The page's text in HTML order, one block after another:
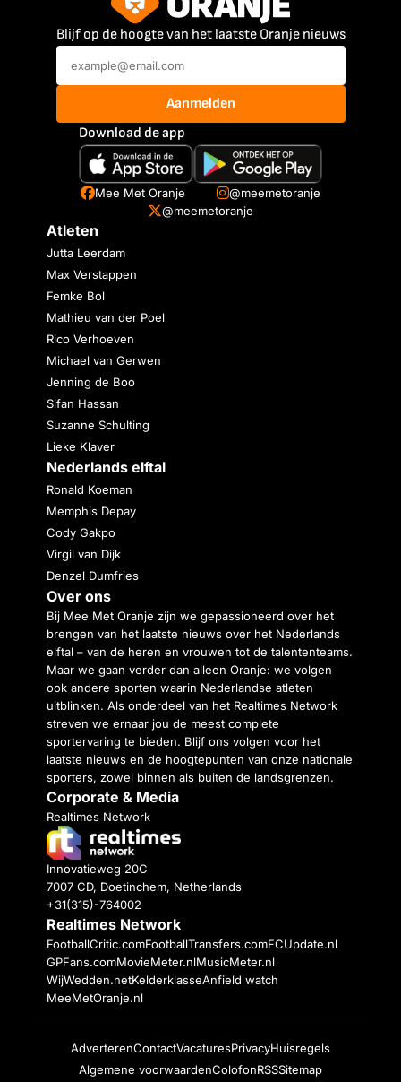
Blijf op de hoogte van het laatste Oranje nieuws
Aanmelden
Download de app
Mee Met Oranje
@meemetoranje
@meemetoranje
Atleten
Jutta Leerdam
Max Verstappen
Femke Bol
Mathieu van der Poel
Rico Verhoeven
Michael van Gerwen
Jenning de Boo
Sifan Hassan
Suzanne Schulting
Lieke Klaver
Nederlands elftal
Ronald Koeman
Memphis Depay
Cody Gakpo
Virgil van Dijk
Denzel Dumfries
Over ons
Bij Mee Met Oranje zijn we gepassioneerd over het
brengen van het laatste nieuws over het Nederlands
elftal – van de heren en vrouwen tot de talententeams.
Maar we gaan verder dan alleen Oranje: we volgen
ook andere sporten waarin Nederlandse atleten
uitblinken. Als onderdeel van het Realtimes Network
streven we ernaar jou de meest complete
sportervaring te bieden. Blijf ons volgen voor het
laatste nieuws en de hoogtepunten van onze nationale
sporters, zowel binnen als buiten de landsgrenzen.
Corporate & Media
Realtimes Network
Innovatieweg 20C
7007 CD, Doetinchem, Netherlands
+31(315)-764002
Realtimes Network
FootballCritic.comFootballTransfers.comFCUpdate.nl
GPFans.comMovieMeter.nlMusicMeter.nl
WijWedden.netKelderklasseAnfield watch
MeeMetOranje.nl
AdverterenContactVacaturesPrivacyHuisregels
Algemene voorwaardenColofonRSSSitemap